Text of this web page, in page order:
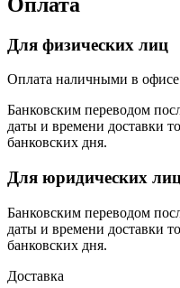
Для физических лиц
Оплата наличными в
Банковским переводом
даты и времени доставки
банковских дня.
Для юридических
Банковским переводом
даты и времени доставки
банковских дня.
Доставка